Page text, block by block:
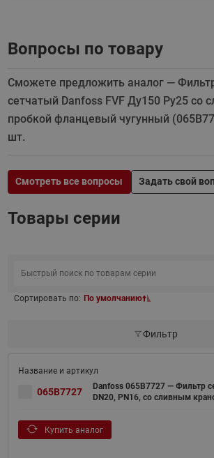
Вопросы по товару
Сможете предложить аналог —
сетчатый Danfoss FVF Ду150 Ру25 со
пробкой фланцевый чугунный
шт.
Смотреть все вопросы Задать свой
Товары серии
Сортировать по: По умолчанию
Фильтр
065B7727
Danfoss 065B7727 — Фильтр
DN20, PN16, со сливным
Купить аналог